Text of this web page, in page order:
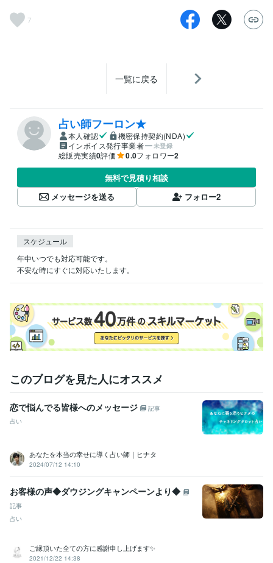
7
一覧に戻る
占い師フーロン★
本人確認
機密保持契約(NDA)
インボイス発行事業者
未登録
総販売実績0評価 0.0フォロワー2
無料で見積り相談
メッセージを送る
フォロー2
スケジュール
年中いつでも対応可能です。
不安な時にすぐに対応いたします。
このブログを見た人にオススメ
恋で悩んでる皆様へのメッセージ
記事
占い
あなたを本当の幸せに導く占い師｜ヒナタ
2024/07/12 14:10
お客様の声◆ダウジングキャンペーンより◆
記事
占い
ご縁頂いた全ての方に感謝申し上げます✨
2021/12/22 14:38